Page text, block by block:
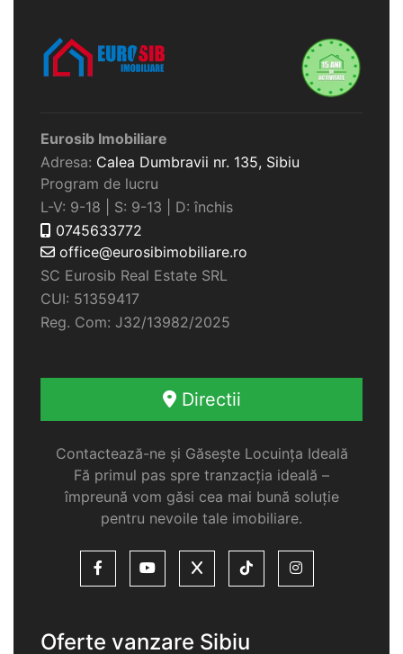
Eurosib Imobiliare
Adresa: Calea Dumbravii nr. 135, Sibiu
Program de lucru
L-V: 9-18 | S: 9-13 | D: închis
0745633772
office@eurosibimobiliare.ro
SC Eurosib Real Estate SRL
CUI: 51359417
Reg. Com: J32/13982/2025
Directii
Contactează-ne și Găsește Locuința Ideală
Fă primul pas spre tranzacția ideală –
împreună vom găsi cea mai bună soluție
pentru nevoile tale imobiliare.
Oferte vanzare Sibiu